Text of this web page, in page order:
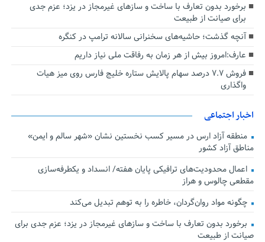
برخورد بدون تعارف با ساخت‌ و سازهای غیرمجاز در یزد؛ عزم جدی
برای صیانت از طبیعت
آنچه گذشت؛ حاشیه‌های سخنرانی سالانه ترامپ در کنگره
عارف:امروز بیش از هر زمان به رفاقت ملی نیاز داریم
فروش ۷.۷ درصد سهام پالایش ستاره خلیج فارس روی میز هیات
واگذاری
اخبار اجتماعی
منطقه آزاد ارس در مسیر کسب نخستین نشان «شهر سالم و ایمن»
مناطق آزاد کشور
اعمال محدودیت‌های ترافیکی پایان هفته/ انسداد و یکطرفه‌سازی
مقطعی چالوس و هراز
چگونه مواد روان‌گردان، خاطره را به توهم تبدیل می‌کند
برخورد بدون تعارف با ساخت‌ و سازهای غیرمجاز در یزد؛ عزم جدی برای
صیانت از طبیعت